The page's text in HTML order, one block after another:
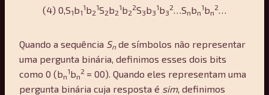
(4) 0,S1b1
1b2
1S2b2
1b2
2S3b3
1b3
2 …Snbn
1bn
2
Quando a sequência Sn de símbolos não representar
uma pergunta binária, definimos esses dois bits
como 0 (bn
1bn
2 = 00). Quando eles representam uma
pergunta binária cuja resposta é sim, definimos